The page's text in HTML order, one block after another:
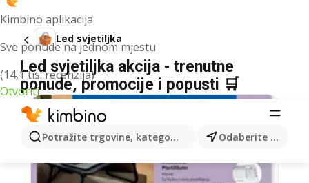
Kimbino aplikacija
Sve ponude na jednom mjestu
(14,1 tis. recenzija)
Otvoriti
Potražite trgovine, kategorije, proizvode... Odaberite grad
Led svjetiljka
Led svjetiljka akcija - trenutne
ponude, promocije i popusti 🛒